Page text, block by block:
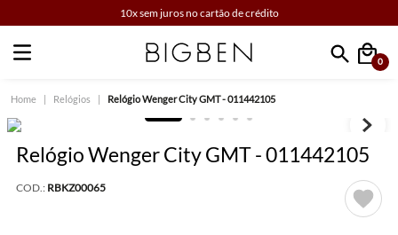
10x sem juros no cartão de crédito
Faça sua busca
0
Relógios Relógio Wenger City GMT - 011442105
Relógio Wenger City GMT - 011442105
COD.: RBKZ00065